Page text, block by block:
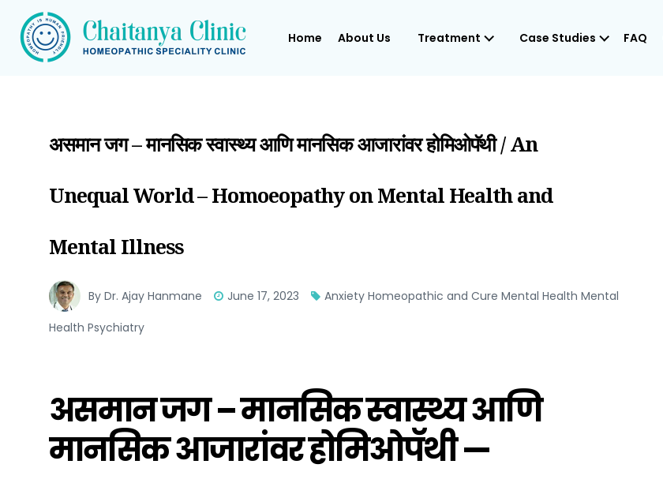
Home About Us Treatment Case Studies FAQ
असमान जग – मानसिक स्वास्थ्य आणि मानसिक आजारांवर होमिओपॅथी / An
Unequal World – Homoeopathy on Mental Health and
Mental Illness
By Dr. Ajay Hanmane June 17, 2023
Anxiety Homeopathic and Cure Mental Health Mental
Health Psychiatry
असमान जग – मानसिक स्वास्थ्य आणि
मानसिक आजारांवर होमिओपॅथी —